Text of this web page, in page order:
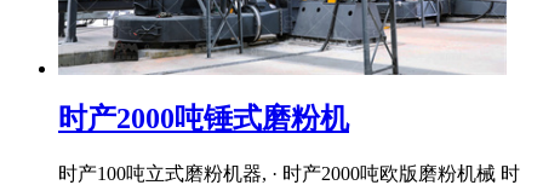
时产2000吨锤式磨粉机
时产100吨立式磨粉机器, · 时产2000吨欧版磨粉机械 时